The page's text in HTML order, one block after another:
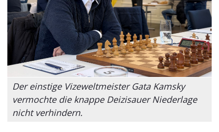
Der einstige Vizeweltmeister Gata Kamsky
vermochte die knappe Deizisauer Niederlage
nicht verhindern.